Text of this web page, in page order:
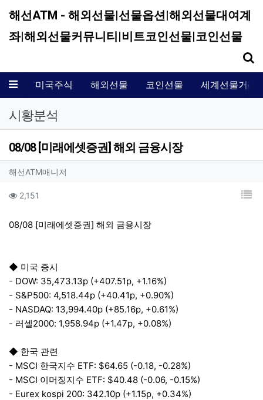
해선ATM - 해외선물|선물옵션|해외선물대여계
좌|해외선물커뮤니티|비트코인선물|코인선물
메뉴 미국주식 해외선물 코인선물 세계선물거래
시황분석
08/08 [미래에셋증권] 해외 금융시장
작성자 정보
해선ATM매니저
컨텐츠 정보
2,151 목
본문
08/08 [미래에셋증권] 해외 금융시장
◆ 미국 증시
- DOW: 35,473.13p (+407.51p, +1.16%)
- S&P500: 4,518.44p (+40.41p, +0.90%)
- NASDAQ: 13,994.40p (+85.16p, +0.61%)
- 러셀2000: 1,958.94p (+1.47p, +0.08%)
◆ 한국 관련
- MSCI 한국지수 ETF: $64.65 (-0.18, -0.28%)
- MSCI 이머징지수 ETF: $40.48 (-0.06, -0.15%)
- Eurex kospi 200: 342.10p (+1.15p, +0.34%)